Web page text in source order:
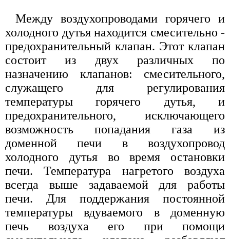
Между воздухопроводами горячего и
холодного дутья находится смесительно -
предохранительный клапан. Этот клапан
состоит из двух различных по
назначению клапанов: смесительного,
служащего для регулирования
температуры горячего дутья, и
предохранительного, исключающего
возможность попадания газа из
доменной печи в воздухопровод
холодного дутья во время остановки
печи. Температура нагретого воздуха
всегда выше задаваемой для работы
печи. Для поддержания постоянной
температуры вдуваемого в доменную
печь воздуха его при помощи